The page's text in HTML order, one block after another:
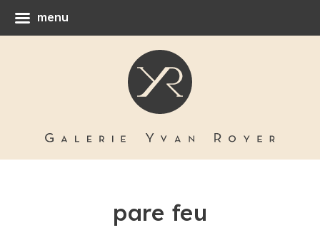
pare feu
menu